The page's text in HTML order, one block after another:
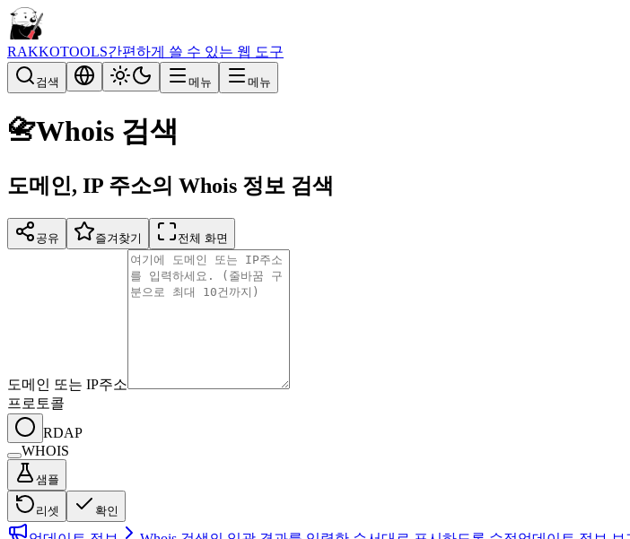
RAKKOTOOLS간편하게 쓸 수 있는 웹 도구
검색 메뉴 메뉴
📇Whois 검색
도메인, IP 주소의 Whois 정보 검색
공유 즐겨찾기 전체 화면
도메인 또는 IP주소
프로토콜
RDAP
WHOIS
샘플
리셋 확인